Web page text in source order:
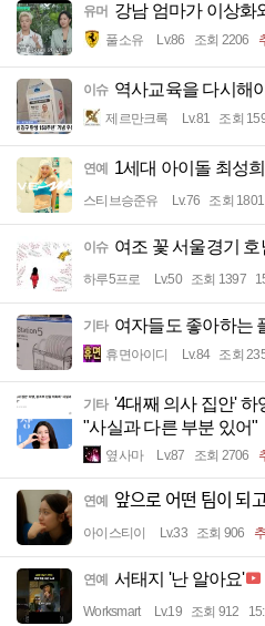
유머 강남 엄마가 이상화
풀소유 Lv.86 조회 2206
이슈 역사교육을 다시해
제르만크록 Lv.81 조회
연예 1세대 아이돌 최성
스티브승준유 Lv.76 조회 1801
이슈 여조 꽃 서울경기 호
하루5프로 Lv.50 조회 1397
기타 여자들도 좋아하는
휴면아이디 Lv.84 조회
기타 '4대째 의사 집안' 하
"사실과 다른 부분 있어"
옆사마 Lv.87 조회 2706
연예 앞으로 어떤 팀이
아이스티이 Lv.33 조회 906
연예 서태지 '난 알아요'
Worksmart Lv.19 조회 912